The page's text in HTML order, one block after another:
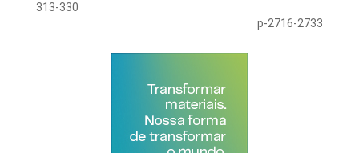
313-330
p-2716-2733